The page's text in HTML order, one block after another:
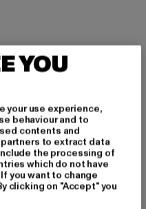
Baumwolle
| PR2 2ZH Lancashire |
YOU
your use experience,
behaviour and to
contents and
to extract data
the processing of
which do not have
you want to change
clicking on "Accept" you